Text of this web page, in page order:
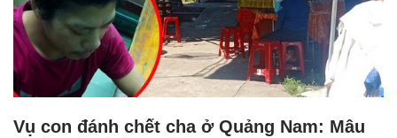
Vụ con đánh chết cha ở Quảng Nam: Mâu